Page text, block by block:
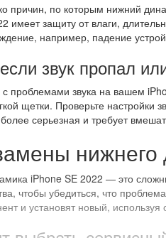
причин, по которым нижний
имеет защиту от влаги,
например, падение
звук пропал
с проблемами звука на вашем
щетки. Проверьте настройки
серьезная и требует
iPhone SE 2022 — это
чтобы убедиться, что
и установят новый,